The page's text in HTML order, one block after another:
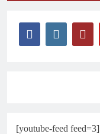
[youtube-feed feed=3]